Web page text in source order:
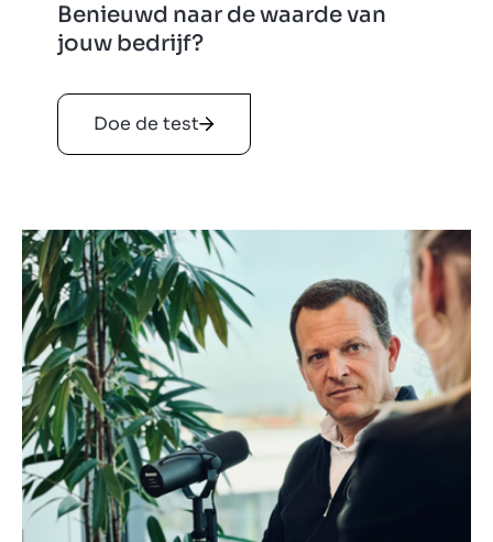
Benieuwd naar de waarde van
jouw bedrijf?
Doe de test